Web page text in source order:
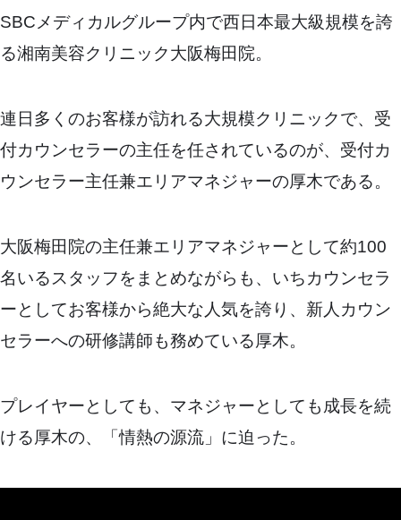
SBCメディカルグループ内で西日本最大級規模を誇
る湘南美容クリニック大阪梅田院。
連日多くのお客様が訪れる大規模クリニックで、受
付カウンセラーの主任を任されているのが、受付カ
ウンセラー主任兼エリアマネジャーの厚木である。
大阪梅田院の主任兼エリアマネジャーとして約100
名いるスタッフをまとめながらも、いちカウンセラ
ーとしてお客様から絶大な人気を誇り、新人カウン
セラーへの研修講師も務めている厚木。
プレイヤーとしても、マネジャーとしても成長を続
ける厚木の、「情熱の源流」に迫った。